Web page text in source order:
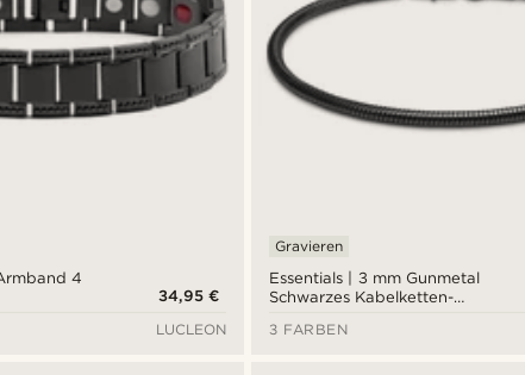
4
34,95 €
LUCLEON
Essentials | 3 mm Gunmetal
Schwarzes Kabelketten-
Gravieren
3 FARBEN